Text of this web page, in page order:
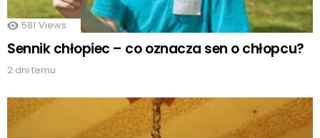
581 Views
Sennik chłopiec – co oznacza sen o chłopcu?
2 dni temu